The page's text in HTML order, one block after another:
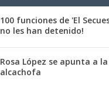
100 funciones de 'El
no les han detenido!
Rosa López se apunta a
alcachofa